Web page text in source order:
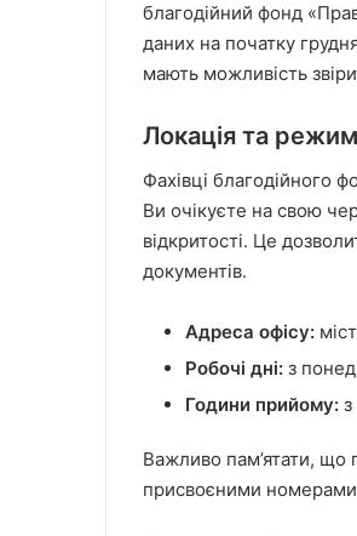
благодійний фонд
даних на початку
мають можливість
Локація та
Фахівці благодійного
Ви очікуєте на свою
відкритості. Це
документів.
Адреса офісу:
Робочі дні: з
Години прийому:
Важливо пам’ятати, що
присвоєними номерами